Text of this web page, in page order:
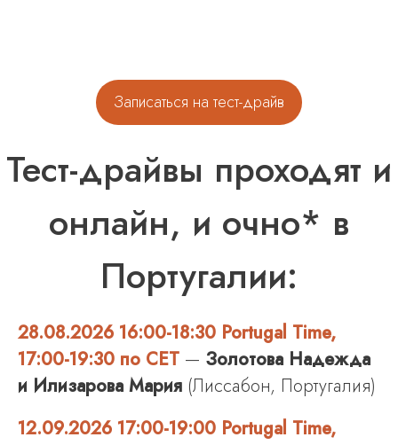
Записаться на тест-драйв
Тест-драйвы проходят и
онлайн, и очно* в
Португалии:
28.08.2026 16:00-18:30 Portugal Time,
17:00-19:30 по CET — Золотова Надежда
и Илизарова Мария (Лиссабон, Португалия)
12.09.2026 17:00-19:00 Portugal Time,